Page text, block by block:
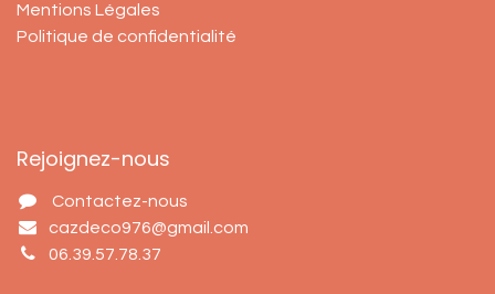
Mentions Légales
Politique de confidentialité
Rejoignez-nous
Contactez-nous
cazdeco976@gmail.com
06.39.57.78.37